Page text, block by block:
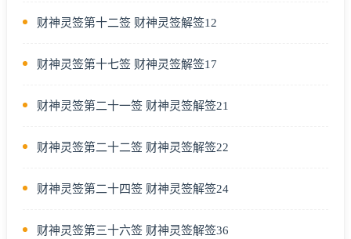
财神灵签第十二签 财神灵签解签12
财神灵签第十七签 财神灵签解签17
财神灵签第二十一签 财神灵签解签21
财神灵签第二十二签 财神灵签解签22
财神灵签第二十四签 财神灵签解签24
财神灵签第三十六签 财神灵签解签36